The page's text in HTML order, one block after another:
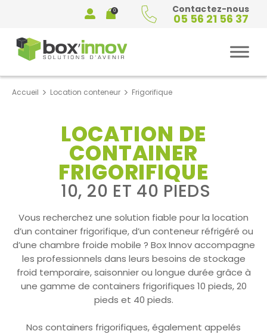
Mon
compte
Panier
0 Contactez-nous
05 56 21 56 37
Accueil Location conteneur Frigorifique
LOCATION DE
CONTAINER
FRIGORIFIQUE
10, 20 ET 40 PIEDS
Vous recherchez une solution fiable pour la location
d’un container frigorifique, d’un conteneur réfrigéré ou
d’une chambre froide mobile ? Box Innov accompagne
les professionnels dans leurs besoins de stockage
froid temporaire, saisonnier ou longue durée grâce à
une gamme de containers frigorifiques 10 pieds, 20
pieds et 40 pieds.
Nos containers frigorifiques, également appelés